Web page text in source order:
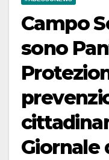
Campo
sono
Giornale